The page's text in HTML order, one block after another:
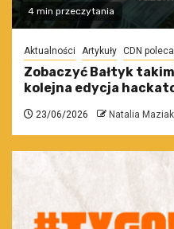
4 min przeczytania
Aktualności Artykuły CDN
Zobaczyć Bałtyk
kolejna edycja
23/06/2026 Natalia